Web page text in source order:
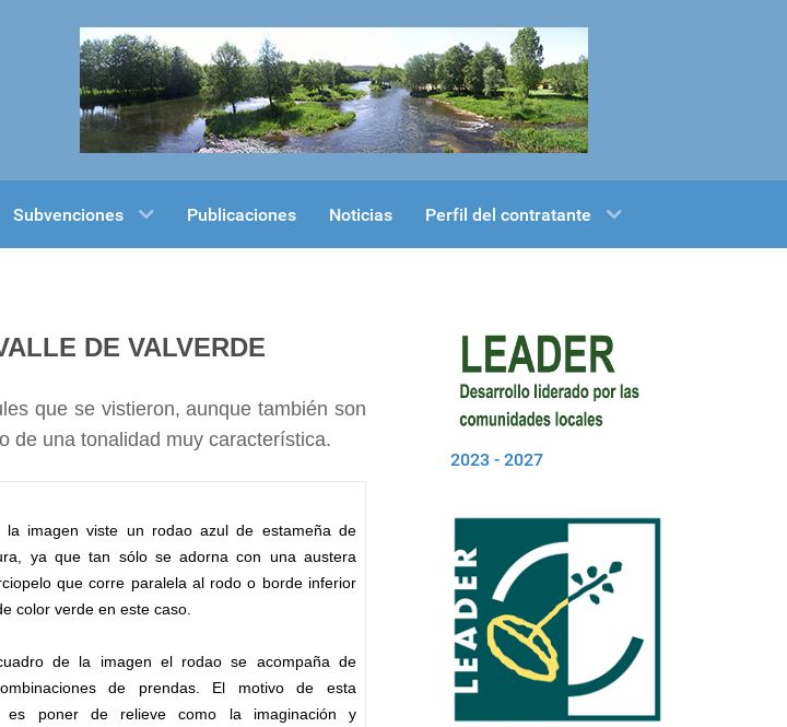
Subvenciones Publicaciones Noticias Perfil del contratante
DE VALVERDE
que se vistieron, aunque también son
de una tonalidad muy característica.
la imagen viste un rodao azul de estameña de
ya que tan sólo se adorna con una austera
que corre paralela al rodo o borde inferior
color verde en este caso.
de la imagen el rodao se acompaña de
de prendas. El motivo de esta
es poner de relieve como la imaginación y
2023 - 2027